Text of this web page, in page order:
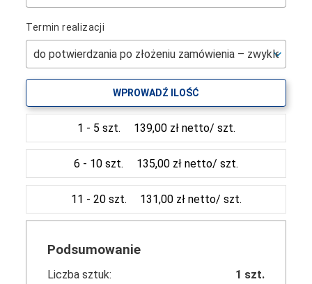
Termin realizacji
WPROWADŹ ILOŚĆ
1 - 5 szt. 139,00 zł netto/ szt.
6 - 10 szt. 135,00 zł netto/ szt.
11 - 20 szt. 131,00 zł netto/ szt.
Podsumowanie
Liczba sztuk: 1 szt.